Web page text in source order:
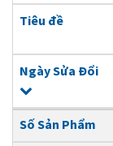
Tiêu đề
Ngày Sửa Đổi
Số Sản Phẩm